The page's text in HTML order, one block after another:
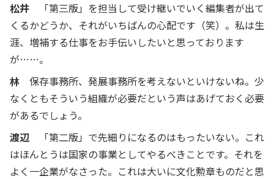
松井 「第三版」を担当して受け継いでいく編集者が出て
くるかどうか、それがいちばんの心配です（笑）。私は生
涯、増補する仕事をお手伝いしたいと思っております
が……。
林 保存事務所、発展事務所を考えないといけないね。少
なくともそういう組織が必要だという声はあげておく必要
があるでしょう。
渡辺 「第二版」で先細りになるのはもったいない。これ
はほんとうは国家の事業としてやるべきことです。それを
よく一企業がなさった。これは大いに文化勲章ものだと思